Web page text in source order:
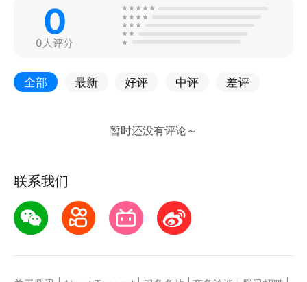
0
0人评分
全部 最新 好评 中评 差评
联系我们